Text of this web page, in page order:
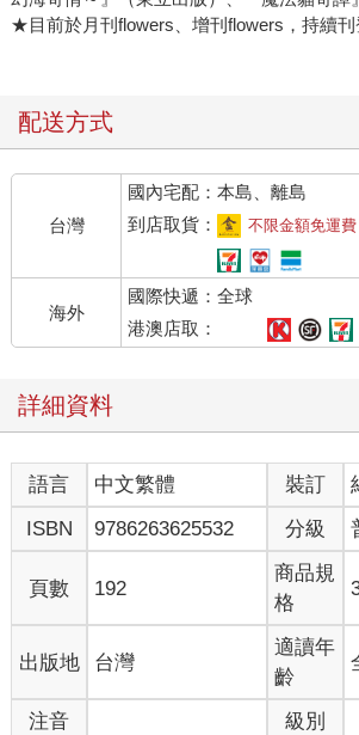
★目前於月刊flowers、增刊flowers，持續刊
配送方式
台灣
國內宅配：本島、離島
到店取貨：
不限金額免運費
海外
國際快遞：全球
港澳店取：
詳細資料
語言 中文繁體 裝訂
ISBN
9786263625532 分級
頁數 192
商品規
格
出版地 台灣
適讀年
齡
注音 級別